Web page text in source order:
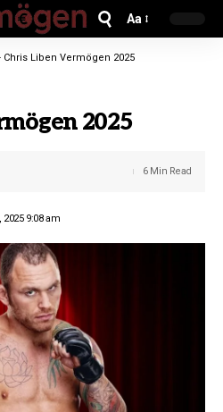
Aa
Chris Liben Vermögen 2025
2025
9:08 am
6 Min Read